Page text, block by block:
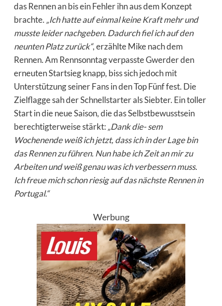
das Rennen an bis ein Fehler ihn aus dem Konzept
brachte. „Ich hatte auf einmal keine Kraft mehr und
musste leider nachgeben. Dadurch fiel ich auf den
neunten Platz zurück“, erzählte Mike nach dem
Rennen. Am Rennsonntag verpasste Gwerder den
erneuten Startsieg knapp, biss sich jedoch mit
Unterstützung seiner Fans in den Top Fünf fest. Die
Zielflagge sah der Schnellstarter als Siebter. Ein toller
Start in die neue Saison, die das Selbstbewusstsein
berechtigterweise stärkt: „Dank die- sem
Wochenende weiß ich jetzt, dass ich in der Lage bin
das Rennen zu führen. Nun habe ich Zeit an mir zu
Arbeiten und weiß genau was ich verbessern muss.
Ich freue mich schon riesig auf das nächste Rennen in
Portugal.“
Werbung